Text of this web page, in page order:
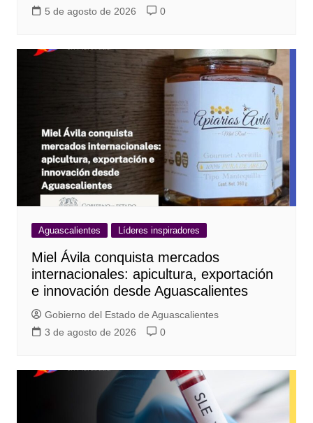
5 de agosto de 2026
0
Aguascalientes Líderes inspiradores
Miel Ávila conquista mercados
internacionales: apicultura, exportación
e innovación desde Aguascalientes
Gobierno del Estado de Aguascalientes
3 de agosto de 2026
0